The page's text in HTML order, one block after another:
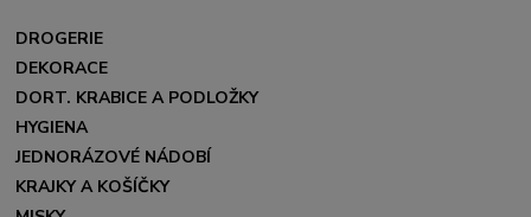
DROGERIE
DEKORACE
DORT. KRABICE A PODLOŽKY
HYGIENA
JEDNORÁZOVÉ NÁDOBÍ
KRAJKY A KOŠÍČKY